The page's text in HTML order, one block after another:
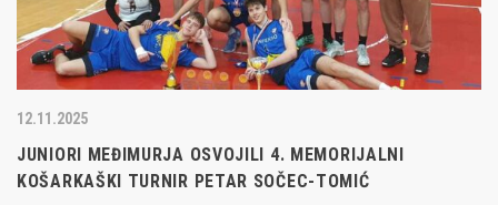
12.11.2025
JUNIORI MEĐIMURJA OSVOJILI 4. MEMORIJALNI
KOŠARKAŠKI TURNIR PETAR SOČEC-TOMIĆ